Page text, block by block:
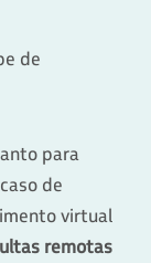
de
para
de
virtual
remotas